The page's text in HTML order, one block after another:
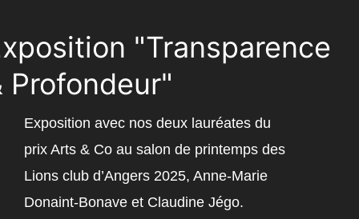
"Transparence
Profondeur"
Exposition avec nos deux lauréates du
prix Arts & Co au salon de printemps des
Lions club d’Angers 2025, Anne-Marie
Donaint-Bonave et Claudine Jégo.